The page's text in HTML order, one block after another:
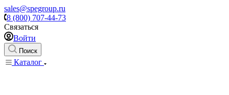
sales@spegroup.ru
8 (800) 707-44-73
Связаться
Войти
Поиск
Каталог